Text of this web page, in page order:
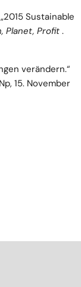
Sustainable
Planet, Profit .
verändern.“
15. November